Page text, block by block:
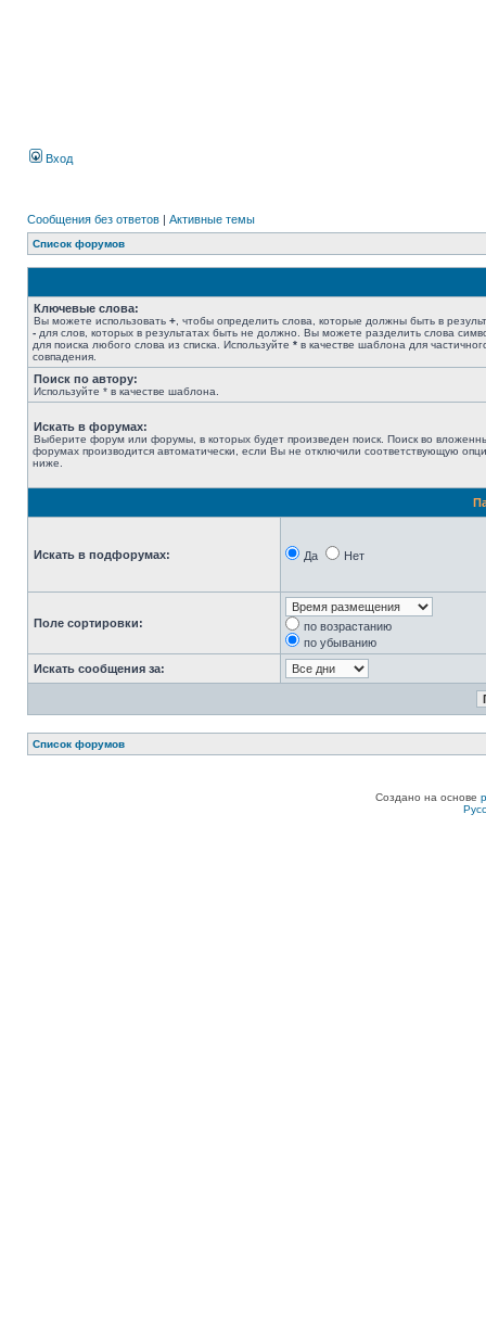
Вход
Сообщения без ответов | Активные темы
Список форумов
Ключевые слова:
Вы можете использовать + , чтобы определить слова, которые должны быть в
- для слов, которых в результатах быть не должно. Вы можете разделить слова
для поиска любого слова из списка. Используйте * в качестве шаблона для
совпадения.
Поиск по автору:
Используйте * в качестве шаблона.
Искать в форумах:
Выберите форум или форумы, в которых будет произведен поиск. Поиск во
форумах производится автоматически, если Вы не отключили соответствующую
ниже.
Искать в подфорумах: Да Нет
Поле сортировки:
по возрастанию
по убыванию
Искать сообщения за:
Список форумов
Создано на основе